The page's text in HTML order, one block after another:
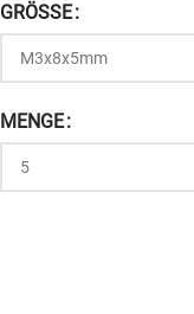
GRÖSSE
MENGE